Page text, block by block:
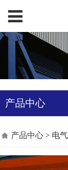
产品中心
中置柜
产品中心> 电